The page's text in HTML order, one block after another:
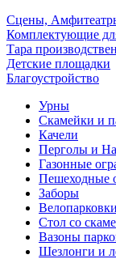
Сцены,
Комплектующие
Тара
Детские площадки
Благоустройство
Урны
Скамейки и
Качели
Перголы и
Газонные
Пешеходные
Заборы
Велопарковки
Стол со
Вазоны
Шезлонги и